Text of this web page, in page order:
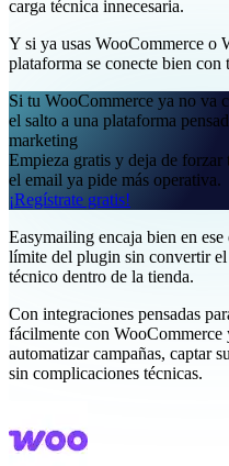
carga técnica innecesaria.
Y si ya usas WooCommerce o
plataforma se conecte bien
Si tu WooCommerce ya no va
el salto a una plataforma
marketing
Empieza gratis y deja de
el email ya pide más operativa.
¡Regístrate gratis!
Easymailing encaja bien en
límite del plugin sin convertir
técnico dentro de la tienda.
Con integraciones pensadas
fácilmente con WooCommerce
automatizar campañas, captar
sin complicaciones técnicas.